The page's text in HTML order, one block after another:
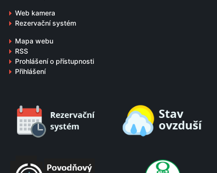
Web kamera
Rezervační systém
Mapa webu
RSS
Prohlášení o přístupnosti
Přihlášení